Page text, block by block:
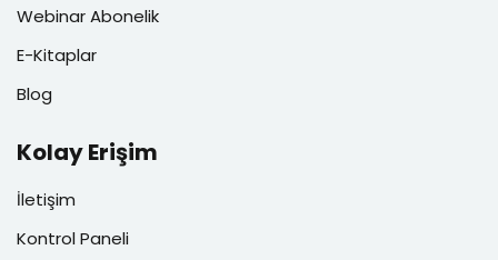
Webinar Abonelik
E-Kitaplar
Blog
Kolay Erişim
İletişim
Kontrol Paneli